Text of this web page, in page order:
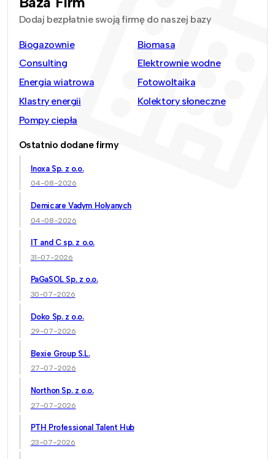
Dodaj bezpłatnie swoją firmę do naszej bazy
Biogazownie
Biomasa
Consulting
Elektrownie wodne
Energia wiatrowa
Fotowoltaika
Klastry energii
Kolektory słoneczne
Pompy ciepła
Ostatnio dodane firmy
Inoxa Sp. z o.o.
04-08-2026
Demicare Vadym Holyanych
04-08-2026
IT and C sp. z o.o.
31-07-2026
PaGaSOL Sp. z o.o.
30-07-2026
Doko Sp. z o.o.
29-07-2026
Bexie Group S.L.
27-07-2026
Northon Sp. z o.o.
27-07-2026
PTH Professional Talent Hub
23-07-2026